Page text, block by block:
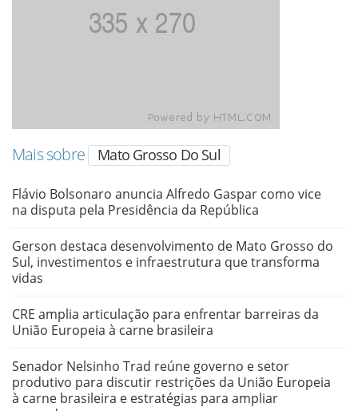
Mais sobre Mato Grosso Do Sul
Flávio Bolsonaro anuncia Alfredo Gaspar como vice
na disputa pela Presidência da República
Gerson destaca desenvolvimento de Mato Grosso do
Sul, investimentos e infraestrutura que transforma
vidas
CRE amplia articulação para enfrentar barreiras da
União Europeia à carne brasileira
Senador Nelsinho Trad reúne governo e setor
produtivo para discutir restrições da União Europeia
à carne brasileira e estratégias para ampliar